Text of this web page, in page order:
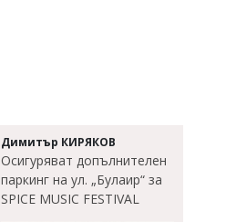
Димитър КИРЯКОВ
Осигуряват допълнителен
паркинг на ул. „Булаир“ за
SPICE MUSIC FESTIVAL